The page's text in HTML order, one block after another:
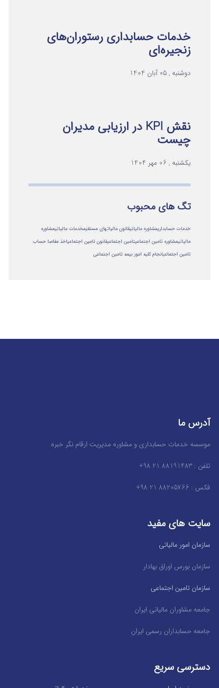
خدمات حسابداری رستوران‌های
زنجیره‌ای
دوشنبه , 05 آبان 1404
نقش KPI در ارزیابی مدیران
چیست
یکشنبه , 06 مهر 1404
تگ های محبوب
خدمات حسابداریمشاوره مالیاتیقانون مالیاتهای مستقیمخدمات مالیاتیمشاوره
مالياتيمشاوره تامین اجتماعیتامین اجتماعیقانون تامین اجتماعیاخذ مفاصا حساب
تامین اجتماعیانجام کلیه امور بیمه تامین اجتماعی
آدرس ما
موسسه خدمات حسابداری و مشاوره مدیریت ارقام نگر خبره
تلفن : 88191483 21 98+
فکس : 88205766 21 98+
سایت های مفید
سازمان امور مالیاتی
سازمان بورس اوراق بهادار
سازمان تامین اجتماعی
جامعه مشاوران مالیاتی ایران
جامعه حسابداران رسمی ایران
دسترسی سریع